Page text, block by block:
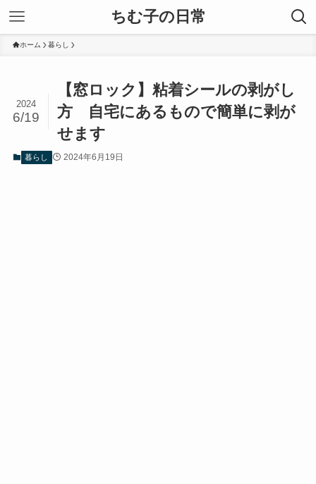
ちむ子の日常
ホーム 暮らし
【窓ロック】粘着シールの剥がし
方 自宅にあるもので簡単に剥が
せます
2024
6/19
暮らし 2024年6月19日